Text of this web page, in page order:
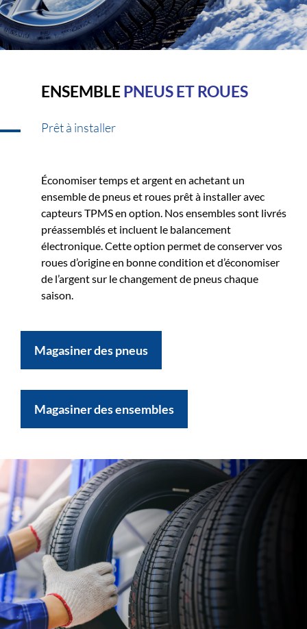
ENSEMBLEPNEUS ET ROUES
Prêt à installer
Économiser temps et argent en achetant un
ensemble de pneus et roues prêt à installer avec
capteurs TPMS en option. Nos ensembles sont livrés
préassemblés et incluent le balancement
électronique. Cette option permet de conserver vos
roues d’origine en bonne condition et d’économiser
de l’argent sur le changement de pneus chaque
saison.
Magasiner des pneus
Magasiner des ensembles